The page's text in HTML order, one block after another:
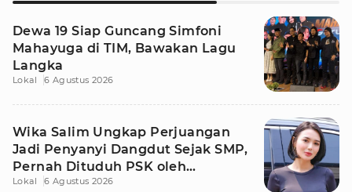
Dewa 19 Siap Guncang Simfoni
Mahayuga di TIM, Bawakan Lagu
Langka
Lokal 6 Agustus 2026
Wika Salim Ungkap Perjuangan
Jadi Penyanyi Dangdut Sejak SMP,
Pernah Dituduh PSK oleh
Tetangga
Lokal 6 Agustus 2026